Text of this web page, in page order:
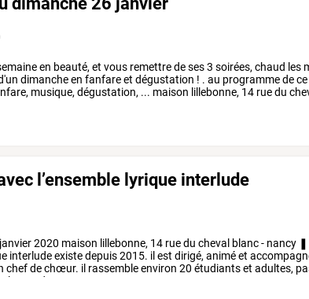
en beauté, et vous remettredeses3 soirées, chaud les
dimancheen fanfareet dégustation ! . au programmedece
musique, dégustation, ... maison lillebonne, 14 ruedu
l’ensemble lyrique interlude
janvier2020 maison lillebonne, 14 ruedu cheval blanc- nancy ❚
interludeexistedepuis2015. il est dirigé, animéet
chefdechœur. il rassembleenviron 20 étudiantset adultes,
plupart des